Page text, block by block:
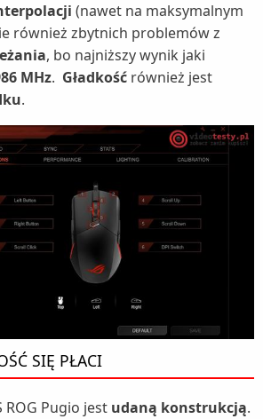
(nawet na maksymalnym
również zbytnich problemów z
, bo najniższy wynik jaki
MHz. Gładkość również jest
.
SIĘ PŁACI
ROG Pugio jest udaną konstrukcją.